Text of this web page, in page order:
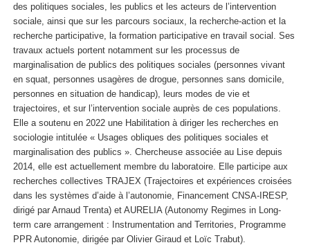
des politiques sociales, les publics et les acteurs de l’intervention
sociale, ainsi que sur les parcours sociaux, la recherche-action et la
recherche participative, la formation participative en travail social. Ses
travaux actuels portent notamment sur les processus de
marginalisation de publics des politiques sociales (personnes vivant
en squat, personnes usagères de drogue, personnes sans domicile,
personnes en situation de handicap), leurs modes de vie et
trajectoires, et sur l’intervention sociale auprès de ces populations.
Elle a soutenu en 2022 une Habilitation à diriger les recherches en
sociologie intitulée « Usages obliques des politiques sociales et
marginalisation des publics ». Chercheuse associée au Lise depuis
2014, elle est actuellement membre du laboratoire. Elle participe aux
recherches collectives TRAJEX (Trajectoires et expériences croisées
dans les systèmes d’aide à l’autonomie , Financement CNSA-IRESP,
dirigé par Arnaud Trenta) et AURELIA (Autonomy Regimes in Long-
term care arrangement : Instrumentation and Territories,
Programme
PPR Autonomie, dirigée par Olivier Giraud et Loïc Trabut).